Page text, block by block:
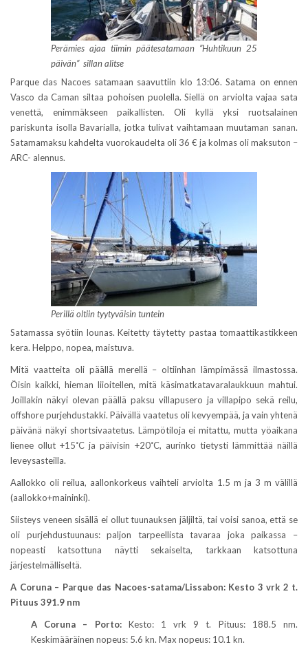
Perämies ajaa tiimin päätesatamaan ”Huhtikuun 25
päivän” sillan alitse
Parque das Nacoes satamaan saavuttiin klo 13:06. Satama on ennen
Vasco da Caman siltaa pohoisen puolella. Siellä on arviolta vajaa sata
venettä, enimmäkseen paikallisten. Oli kyllä yksi ruotsalainen
pariskunta isolla Bavarialla, jotka tulivat vaihtamaan muutaman sanan.
Satamamaksu kahdelta vuorokaudelta oli 36 € ja kolmas oli maksuton –
ARC- alennus.
Perillä oltiin tyytyväisin tuntein
Satamassa syötiin lounas. Keitetty täytetty pastaa tomaattikastikkeen
kera. Helppo, nopea, maistuva.
Mitä vaatteita oli päällä merellä – oltiinhan lämpimässä ilmastossa.
Öisin kaikki, hieman liioitellen, mitä käsimatkatavaralaukkuun mahtui.
Joillakin näkyi olevan päällä paksu villapusero ja villapipo sekä reilu,
offshore purjehdustakki. Päivällä vaatetus oli kevyempää, ja vain yhtenä
päivänä näkyi shortsivaatetus. Lämpötiloja ei mitattu, mutta yöaikana
lienee ollut +15˚C ja päivisin +20˚C, aurinko tietysti lämmittää näillä
leveysasteilla.
Aallokko oli reilua, aallonkorkeus vaihteli arviolta 1.5 m ja 3 m välillä
(aallokko+maininki).
Siisteys veneen sisällä ei ollut tuunauksen jäljiltä, tai voisi sanoa, että se
oli purjehdustuunaus: paljon tarpeellista tavaraa joka paikassa –
nopeasti katsottuna näytti sekaiselta, tarkkaan katsottuna
järjestelmälliseltä.
A Coruna – Parque das Nacoes-satama/Lissabon: Kesto 3 vrk 2 t.
Pituus 391.9 nm
A Coruna – Porto: Kesto: 1 vrk 9 t. Pituus: 188.5 nm.
Keskimääräinen nopeus: 5.6 kn. Max nopeus: 10.1 kn.